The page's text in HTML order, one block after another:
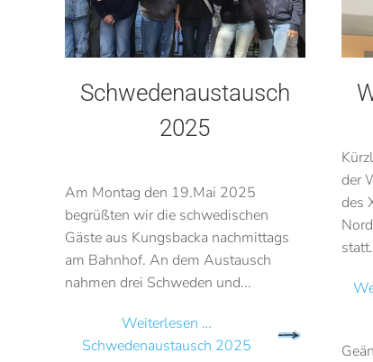
Schwedenaustausch
2025
Am Montag den 19.Mai 2025
begrüßten wir die schwedischen
Gäste aus Kungsbacka nachmittags
am Bahnhof. An dem Austausch
nahmen drei Schweden und...
Weiterlesen …
Schwedenaustausch 2025
der
des